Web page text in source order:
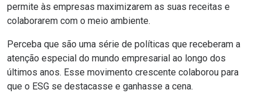
permite às empresas maximizarem as suas receitas e
colaborarem com o meio ambiente.
Perceba que são uma série de políticas que receberam a
atenção especial do mundo empresarial ao longo dos
últimos anos. Esse movimento crescente colaborou para
que o ESG se destacasse e ganhasse a cena.